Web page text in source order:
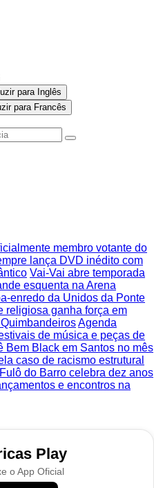
membro votante do
lança DVD inédito com
Vai-Vai abre temporada
esquenta na Arena
enredo da Unidos da Ponte
religiosa ganha força em
Agenda
de música e peças de
Bem Black em Santos no mês
caso de racismo estrutural
do Barro celebra dez anos
e encontros na
Play
o App Oficial